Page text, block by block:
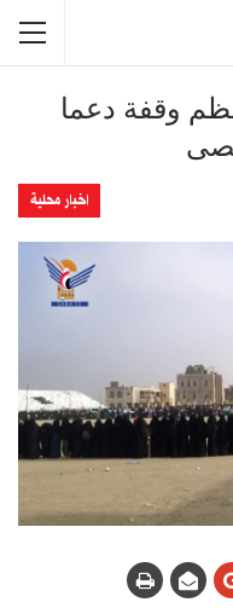
وقفة دعما
اخبار محلية